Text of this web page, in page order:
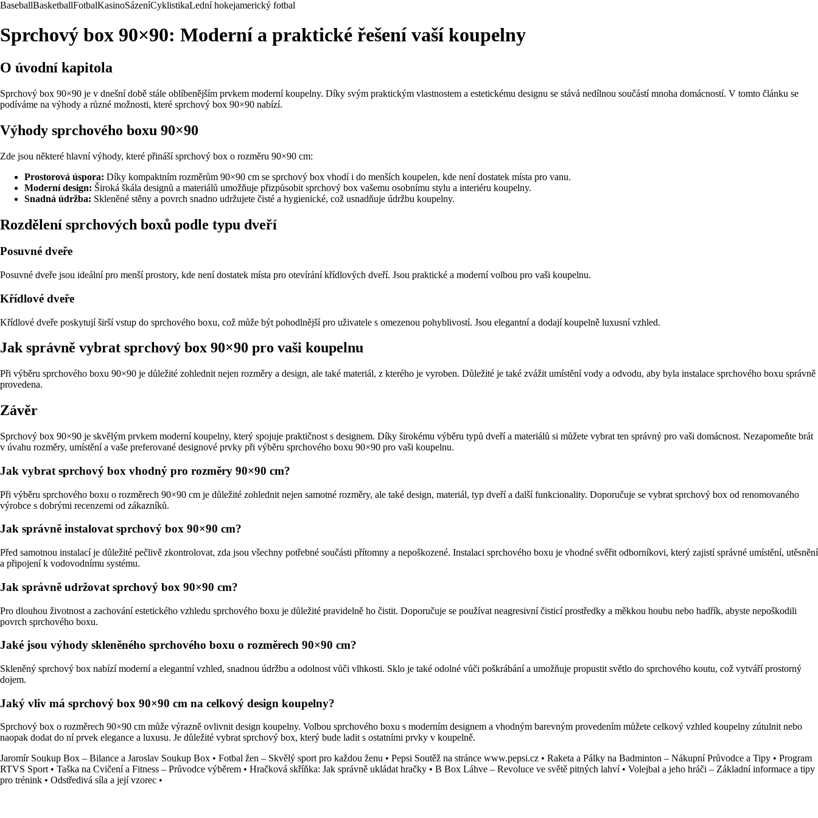
BaseballBasketballFotbalKasinoSázeníCyklistikaLední hokejamerický fotbal
Sprchový box 90×90: Moderní a praktické řešení vaší koupelny
O úvodní kapitola
Sprchový box 90×90 je v dnešní době stále oblíbenějším prvkem moderní koupelny. Díky svým praktickým vlastnostem a estetickému designu se stává nedílnou součástí mnoha domácností. V tomto článku se
podíváme na výhody a různé možnosti, které sprchový box 90×90 nabízí.
Výhody sprchového boxu 90×90
Zde jsou některé hlavní výhody, které přináší sprchový box o rozměru 90×90 cm:
Prostorová úspora: Díky kompaktním rozměrům 90×90 cm se sprchový box vhodí i do menších koupelen, kde není dostatek místa pro vanu.
Moderní design: Široká škála designů a materiálů umožňuje přizpůsobit sprchový box vašemu osobnímu stylu a interiéru koupelny.
Snadná údržba: Skleněné stěny a povrch snadno udržujete čisté a hygienické, což usnadňuje údržbu koupelny.
Rozdělení sprchových boxů podle typu dveří
Posuvné dveře
Posuvné dveře jsou ideální pro menší prostory, kde není dostatek místa pro otevírání křídlových dveří. Jsou praktické a moderní volbou pro vaši koupelnu.
Křídlové dveře
Křídlové dveře poskytují širší vstup do sprchového boxu, což může být pohodlnější pro uživatele s omezenou pohyblivostí. Jsou elegantní a dodají koupelně luxusní vzhled.
Jak správně vybrat sprchový box 90×90 pro vaši koupelnu
Při výběru sprchového boxu 90×90 je důležité zohlednit nejen rozměry a design, ale také materiál, z kterého je vyroben. Důležité je také zvážit umístění vody a odvodu, aby byla instalace sprchového boxu správně
provedena.
Závěr
Sprchový box 90×90 je skvělým prvkem moderní koupelny, který spojuje praktičnost s designem. Díky širokému výběru typů dveří a materiálů si můžete vybrat ten správný pro vaši domácnost. Nezapomeňte brát
v úvahu rozměry, umístění a vaše preferované designové prvky při výběru sprchového boxu 90×90 pro vaši koupelnu.
Jak vybrat sprchový box vhodný pro rozměry 90×90 cm?
Při výběru sprchového boxu o rozměrech 90×90 cm je důležité zohlednit nejen samotné rozměry, ale také design, materiál, typ dveří a další funkcionality. Doporučuje se vybrat sprchový box od renomovaného
výrobce s dobrými recenzemi od zákazníků.
Jak správně instalovat sprchový box 90×90 cm?
Před samotnou instalací je důležité pečlivě zkontrolovat, zda jsou všechny potřebné součásti přítomny a nepoškozené. Instalaci sprchového boxu je vhodné svěřit odborníkovi, který zajistí správné umístění, utěsnění
a připojení k vodovodnímu systému.
Jak správně udržovat sprchový box 90×90 cm?
Pro dlouhou životnost a zachování estetického vzhledu sprchového boxu je důležité pravidelně ho čistit. Doporučuje se používat neagresivní čisticí prostředky a měkkou houbu nebo hadřík, abyste nepoškodili
povrch sprchového boxu.
Jaké jsou výhody skleněného sprchového boxu o rozměrech 90×90 cm?
Skleněný sprchový box nabízí moderní a elegantní vzhled, snadnou údržbu a odolnost vůči vlhkosti. Sklo je také odolné vůči poškrábání a umožňuje propustit světlo do sprchového koutu, což vytváří prostorný
dojem.
Jaký vliv má sprchový box 90×90 cm na celkový design koupelny?
Sprchový box o rozměrech 90×90 cm může výrazně ovlivnit design koupelny. Volbou sprchového boxu s moderním designem a vhodným barevným provedením můžete celkový vzhled koupelny zútulnit nebo
naopak dodat do ní prvek elegance a luxusu. Je důležité vybrat sprchový box, který bude ladit s ostatními prvky v koupelně.
Jaromír Soukup Box – Bilance a Jaroslav Soukup Box • Fotbal žen – Skvělý sport pro každou ženu • Pepsi Soutěž na stránce www.pepsi.cz • Raketa a Pálky na Badminton – Nákupní Průvodce a Tipy • Program
RTVS Sport • Taška na Cvičení a Fitness – Průvodce výběrem • Hračková skříňka: Jak správně ukládat hračky • B Box Láhve – Revoluce ve světě pitných lahví• Volejbal a jeho hráči – Základní informace a tipy
pro trénink • Odstředivá síla a její vzorec •